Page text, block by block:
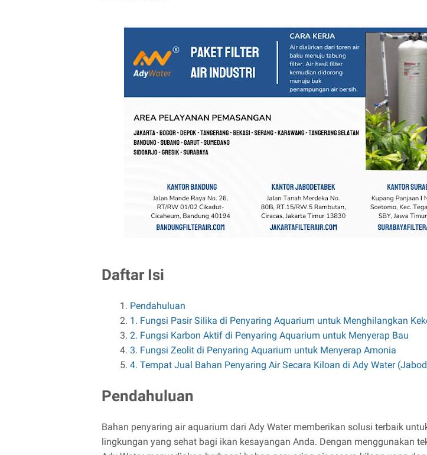
Daftar Isi
Pendahuluan
1. Fungsi Pasir Silika di Penyaring Aquarium untuk Menghilangkan
2. Fungsi Karbon Aktif di Penyaring Aquarium untuk Menyerap Bau
3. Fungsi Zeolit di Penyaring Aquarium untuk Menyerap Amonia
4. Tempat Jual Bahan Penyaring Air Secara Kiloan di Ady Water
Pendahuluan
Bahan penyaring air aquarium dari Ady Water memberikan solusi terbaik
lingkungan yang sehat bagi ikan kesayangan Anda. Dengan menggunakan